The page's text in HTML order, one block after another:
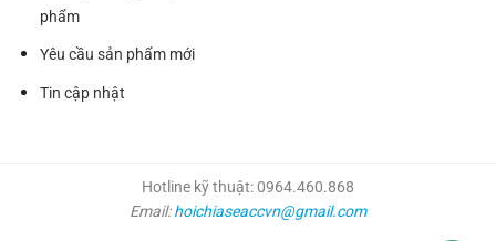
phẩm
Yêu cầu sản phẩm mới
Tin cập nhật
Hotline kỹ thuật: 0964.460.868
Email:hoichiaseaccvn@gmail.com